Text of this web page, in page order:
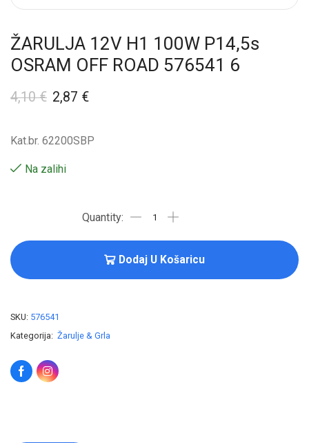
ŽARULJA 12V H1 100W P14,5s
OSRAM OFF ROAD 576541 6
4,10€ 2,87 €
Kat.br. 62200SBP
Na zalihi
Dodaj U Košaricu
SKU: 576541
Kategorija: Žarulje & Grla